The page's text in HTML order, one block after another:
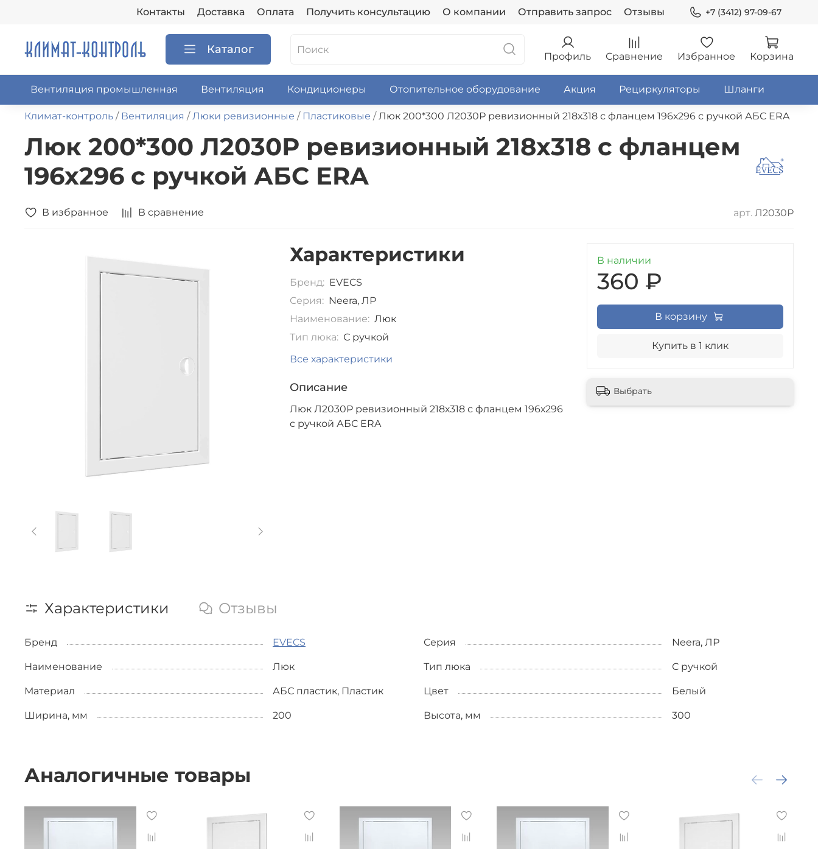
Контакты Доставка Оплата Получить консультацию О компании Отправить запрос Отзывы +7 (3412) 97-09-67
Каталог Профиль Сравнение Избранное Корзина
Вентиляция промышленная Вентиляция Кондиционеры Отопительное оборудование Акция Рециркуляторы Шланги
Климат-контроль Вентиляция Люки ревизионные Пластиковые Люк 200*300 Л2030Р ревизионный 218х318 с фланцем 196х296 с ручкой АБС ERA
Люк 200*300 Л2030Р ревизионный 218х318 с фланцем
196х296 с ручкой АБС ERA
В избранное В сравнение арт. Л2030Р
Характеристики
Бренд: EVECS
Серия: Neera, ЛР
Наименование: Люк
Тип люка: С ручкой
Все характеристики
Описание
Люк Л2030Р ревизионный 218х318 с фланцем 196х296
с ручкой АБС ERA
В наличии
360 ₽
В корзину
Купить в 1 клик
Выбрать
Характеристики Отзывы
Бренд EVECS Серия Neera, ЛР
Наименование Люк Тип люка С ручкой
Материал АБС пластик, Пластик Цвет Белый
Ширина, мм 200 Высота, мм 300
Аналогичные товары